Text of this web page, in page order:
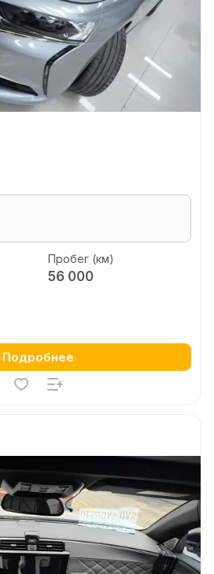
Пробег (км)
56 000
Подробнее